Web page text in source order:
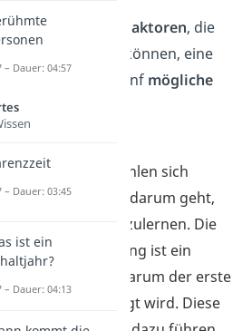
gibtverschiedene Faktoren, die
schwierig machen können, eine
zu finden. Fünf mögliche
Viele Menschen fühlen sich
unsicher, wenn es darum geht,
jemanden kennenzulernen. Die
Angst vor Ablehnung ist ein
häufiger Grund, warum der erste
Schritt nicht gewagt wird. Diese
– Dauer: 04:57
– Dauer: 03:45
ist ein
– Dauer: 04:13